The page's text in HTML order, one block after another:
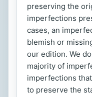
preserving the
imperfections
cases, an
blemish or
our edition. We
majority of
imperfections
to preserve the